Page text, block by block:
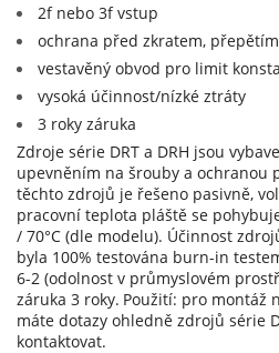
2f nebo 3f vstup
ochrana před zkratem,
vestavěný obvod pro limit
vysoká účinnost/nízké ztráty
3 roky záruka
Zdroje série DRT a DRH jsou
upevněním na šrouby a ochranou
těchto zdrojů je řešeno pasivně,
pracovní teplota pláště se
/ 70°C (dle modelu). Účinnost
byla 100% testována burn-in
6-2 (odolnost v průmyslovém
záruka 3 roky. Použití: pro montáž
máte dotazy ohledně zdrojů série
kontaktovat.